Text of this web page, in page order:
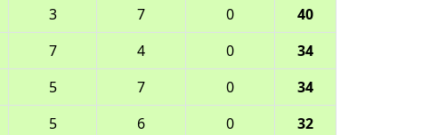
3 7 0
40
7 4 0
34
5 7 0
34
5 6 0
32